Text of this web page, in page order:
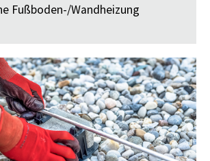
Fußboden-/Wandheizung